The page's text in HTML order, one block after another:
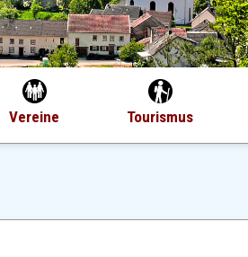
Vereine Tourismus